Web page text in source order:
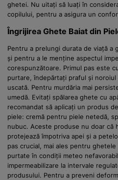
ghetei. Nu uitați să luați în
copilului, pentru a asigura un
Îngrijirea Ghete Baiat din
Pentru a prelungi durata de viață a
și pentru a le menține aspectul
corespunzătoare. Primul pas este
purtare, îndepărtați praful și
uscată. Pentru murdăria mai
umedă. Evitați spălarea ghete cu
recomandat să aplicați un produs
piele: cremă pentru piele netedă,
nubuc. Aceste produse nu doar că
protejează împotriva apei și a
pas crucial, mai ales pentru
purtate în condiții meteo
impermeabilizare la intervale
produsului. Pentru a preveni